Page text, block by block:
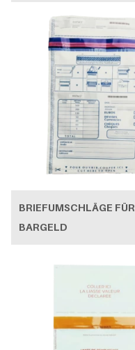
BRIEFUMSCHLÄGE FÜR
BARGELD